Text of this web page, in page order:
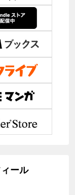
ール